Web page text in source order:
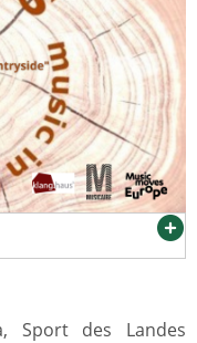
Sport des Landes